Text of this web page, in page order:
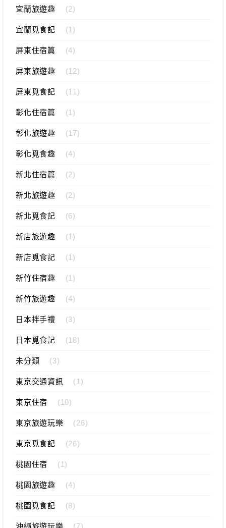
宜蘭旅遊趣 (2)
宜蘭覓食記 (1)
屏東住宿篇 (4)
屏東旅遊趣 (12)
屏東覓食記 (11)
彰化住宿篇 (1)
彰化旅遊趣 (17)
彰化覓食趣 (4)
新北住宿篇 (2)
新北旅遊趣 (2)
新北覓食記 (6)
新店旅遊趣 (1)
新店覓食記 (1)
新竹住宿趣 (1)
新竹旅遊趣 (4)
日本拌手禮 (3)
日本覓食記 (18)
未分類 (3)
東京交通資訊 (1)
東京住宿 (10)
東京旅遊玩樂 (26)
東京覓食記 (26)
桃園住宿 (1)
桃園旅遊趣 (4)
桃園覓食記 (8)
沖繩旅遊玩樂 (7)